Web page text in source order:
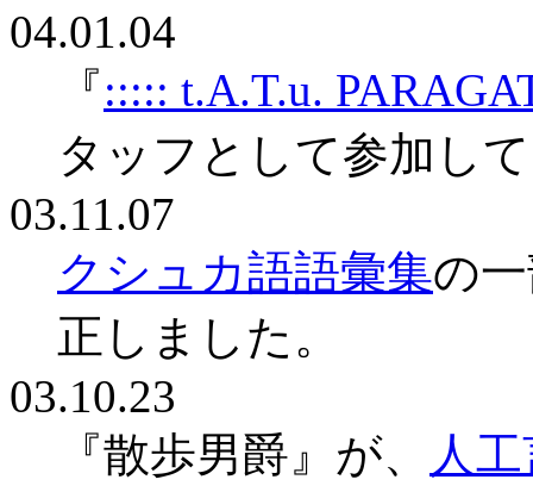
04.01.04
『::::: t.A.T.u.
タッフとして参加し
03.11.07
クシュカ語語彙集の
正しました。
03.10.23
『散歩男爵』が、
人